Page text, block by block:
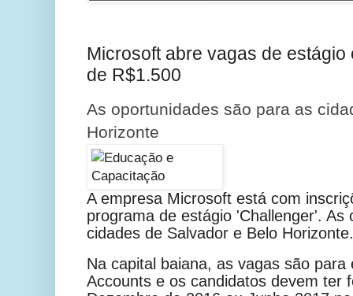
Microsoft abre vagas de
de R$1.500
As oportunidades são para as
Horizonte
A empresa Microsoft está com
programa de estágio 'Challenger'. As
cidades de Salvador e Belo Horizonte.
Na capital baiana, as vagas são
Accounts e os candidatos devem ter